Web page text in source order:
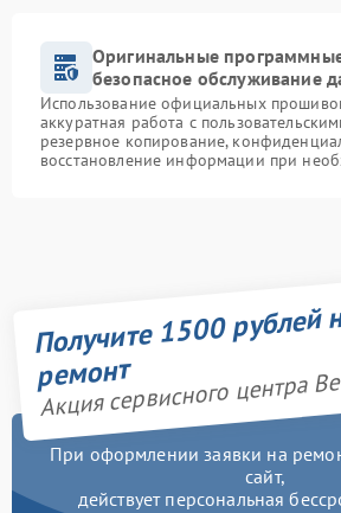
Оригинальные
безопасное обслуживание
Использование официальных
аккуратная работа с
резервное копирование,
восстановление информации при
Получите 1500 рублей
ремонт
Акция сервисного центра
При оформлении заявки на
сайт,
действует персональная